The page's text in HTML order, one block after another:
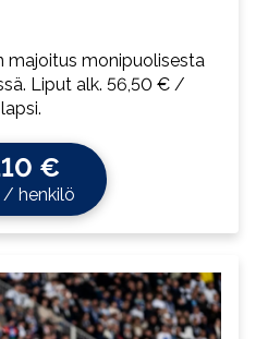
majoitus monipuolisesta
Liput alk. 56,50 € /
€
/ henkilö